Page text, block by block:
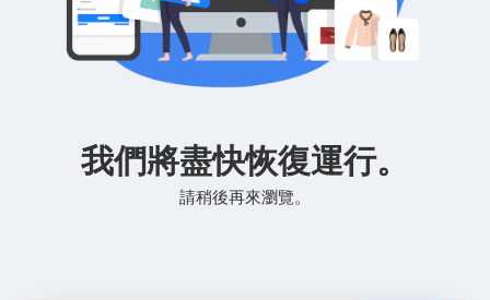
我們將盡快恢復運行。
請稍後再來瀏覽。